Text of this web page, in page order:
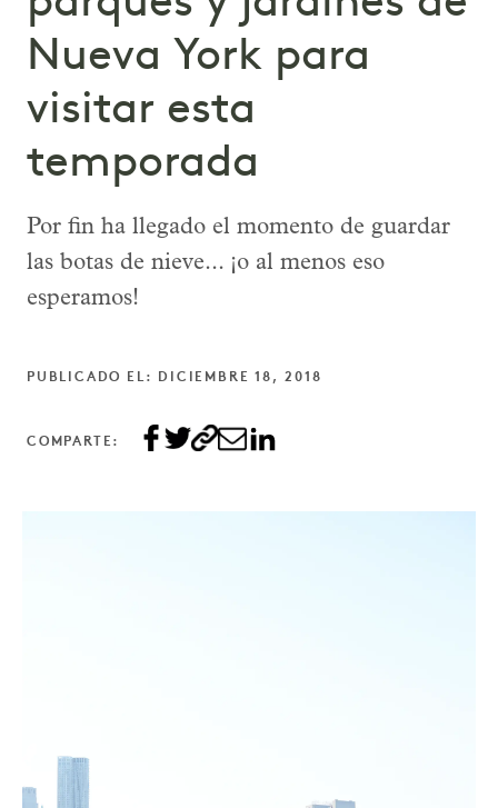
Nueva York para
visitar esta
temporada
Por fin ha llegado el momento de guardar
las botas de nieve... ¡o al menos eso
esperamos!
PUBLICADO EL: DICIEMBRE 18, 2018
COMPARTE: